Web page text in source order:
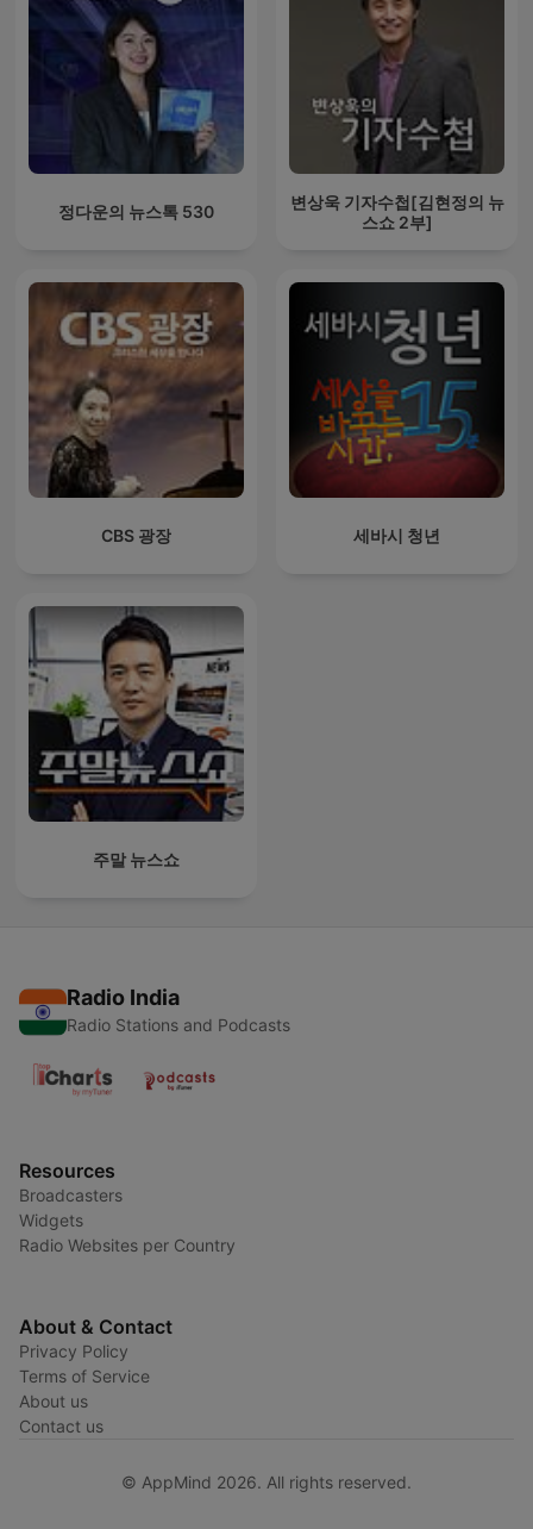
정다운의 뉴스톡 530
변상욱 기자수첩[김현정의 뉴
스쇼 2부]
CBS 광장 세바시 청년
주말 뉴스쇼
Radio India
Radio Stations and Podcasts
Resources
Broadcasters
Widgets
Radio Websites per Country
About & Contact
Privacy Policy
Terms of Service
About us
Contact us
© AppMind 2026. All rights reserved.